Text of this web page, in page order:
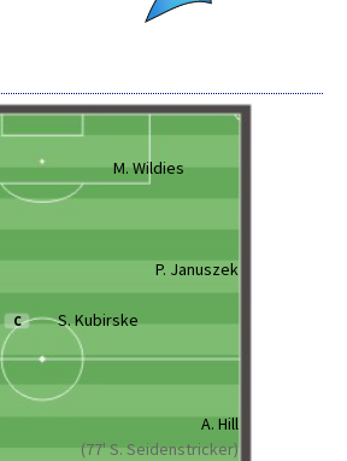
M. Wildies
P. Januszek
C S. Kubirske
A. Hill
(77' S. Seidenstricker)